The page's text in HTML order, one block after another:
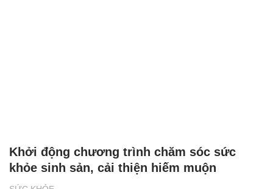
Khởi động chương trình chăm sóc sức
khỏe sinh sản, cải thiện hiếm muộn